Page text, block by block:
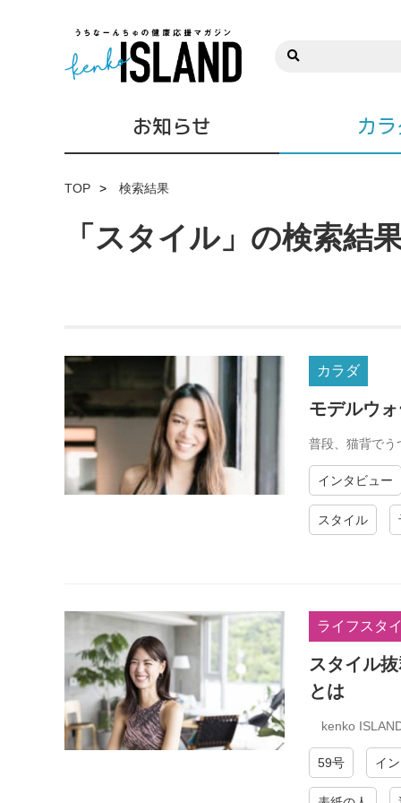
お知らせ カラ
TOP 検索結果
「スタイル」の検索結
カラダ
モデルウ
普段、猫背でう
インタビュー
スタイル
ライフスタ
スタイル
とは
kenko
59号 イ